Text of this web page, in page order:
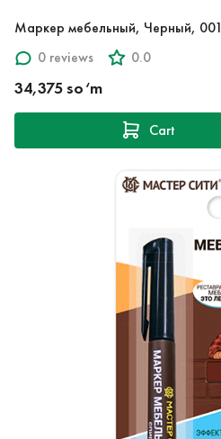
Маркер мебельный, Черный, 001
0 reviews
0.0
34,375 so‘m
Cart